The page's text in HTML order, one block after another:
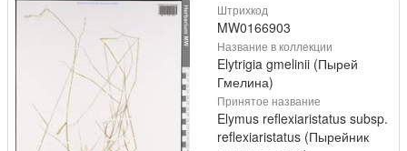
Штрихкод
MW0166903
Название в коллекции
Elytrigia gmelinii (Пырей
Гмелина)
Принятое название
Elymus reflexiaristatus subsp.
reflexiaristatus (Пырейник